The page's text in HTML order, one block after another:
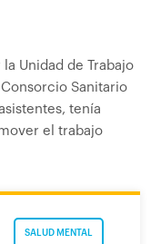
Unidad de Trabajo
Sanitario
tenía
el trabajo
SALUD MENTAL